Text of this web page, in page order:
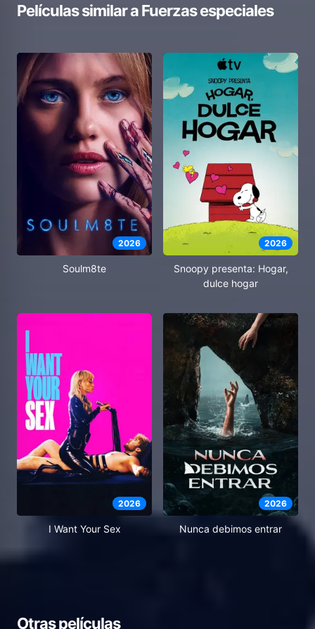
Películas similar aFuerzas especiales
2026
Soulm8te
2026
Snoopy presenta: Hogar,
dulce hogar
2026
I Want Your Sex
2026
Nunca debimos entrar
Otras películas